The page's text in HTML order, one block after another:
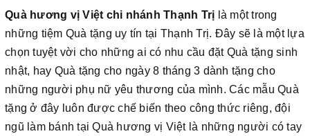
Quà hương vị Việt chi nhánh Thạnh Trị là một trong
những tiệm Quà tặng uy tín tại Thạnh Trị. Đây sẽ là một lựa
chọn tuyệt vời cho những ai có nhu cầu đặt Quà tặng sinh
nhật, hay Quà tặng cho ngày 8 tháng 3 dành tặng cho
những người phụ nữ yêu thương của mình. Các mẫu Quà
tặng ở đây luôn được chế biến theo công thức riêng, đội
ngũ làm bánh tại Quà hương vị Việt là những người có tay